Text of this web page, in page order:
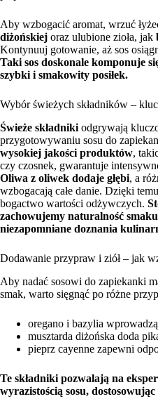
Aby wzbogacić aromat, wrzuć
diżońskiej oraz ulubione zioła, jak
Kontynuuj gotowanie, aż sos
Taki sos doskonale komponuje
szybki i smakowity posiłek.
Wybór świeżych składników –
Świeże składniki odgrywają
przygotowywaniu sosu do
wysokiej jakości produktów,
czy czosnek, gwarantuje
Oliwa z oliwek dodaje głębi, a
wzbogacają całe danie. Dzięki
bogactwo wartości odżywczych.
zachowujemy naturalność
niezapomniane doznania
Dodawanie przypraw i ziół – jak
Aby nadać sosowi do zapiekanki
smak, warto sięgnąć po różne
oregano i bazylia
musztarda diżońska doda
pieprz cayenne zapewni
Te składniki pozwalają na
wyrazistością sosu,